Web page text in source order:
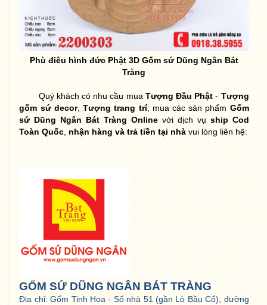
Phù điêu hình đức Phật 3D Gốm sứ Dũng Ngân Bát
Tràng
Quý khách có nhu cầu mua Tượng Đầu Phật - Tượng
gốm sứ decor,Tượng trang trí; mua các sản phẩm Gốm
sứ Dũng Ngân Bát Tràng Online với dịch vụ ship Cod
Toàn Quốc,nhận hàng và trả tiền tại nhà vui lòng liên hệ:
GỐM SỨ DŨNG NGÂN BÁT TRÀNG
Địa chỉ: Gốm Tinh Hoa - Số nhà 51 (gần Lò Bầu Cổ), đường